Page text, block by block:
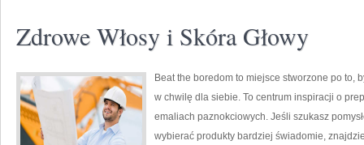
Zdrowe Włosy i Skóra Głowy
Beat the boredom to miejsce stworzone po to,
w chwilę dla siebie. To centrum inspiracji o
emaliach paznokciowych. Jeśli szukasz
wybierać produkty bardziej świadomie,